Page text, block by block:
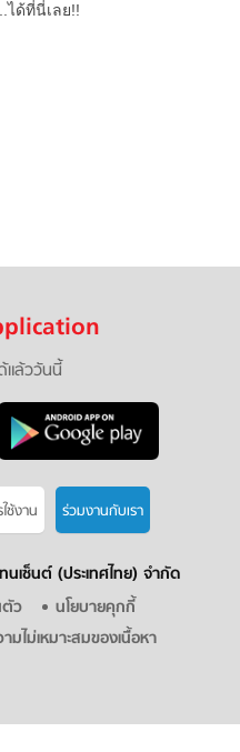
ได้ที่นี่เลย!!
แล้ววันนี้
ช้งาน ร่วมงานกับเรา
เซ็นต์ (ประเทศไทย) จำกัด
ตัว
นโยบายคุกกี้
มไม่เหมาะสมของเนื้อหา